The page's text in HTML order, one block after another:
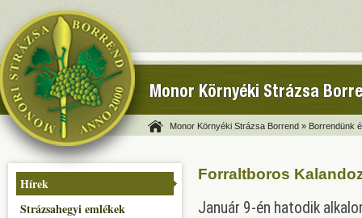
Monor Környéki Strázsa
Monor Környéki Strázsa Borrend » Borrendünk
Hírek
Strázsahegyi emlékek
Forraltboros
Január 9-én hatodik